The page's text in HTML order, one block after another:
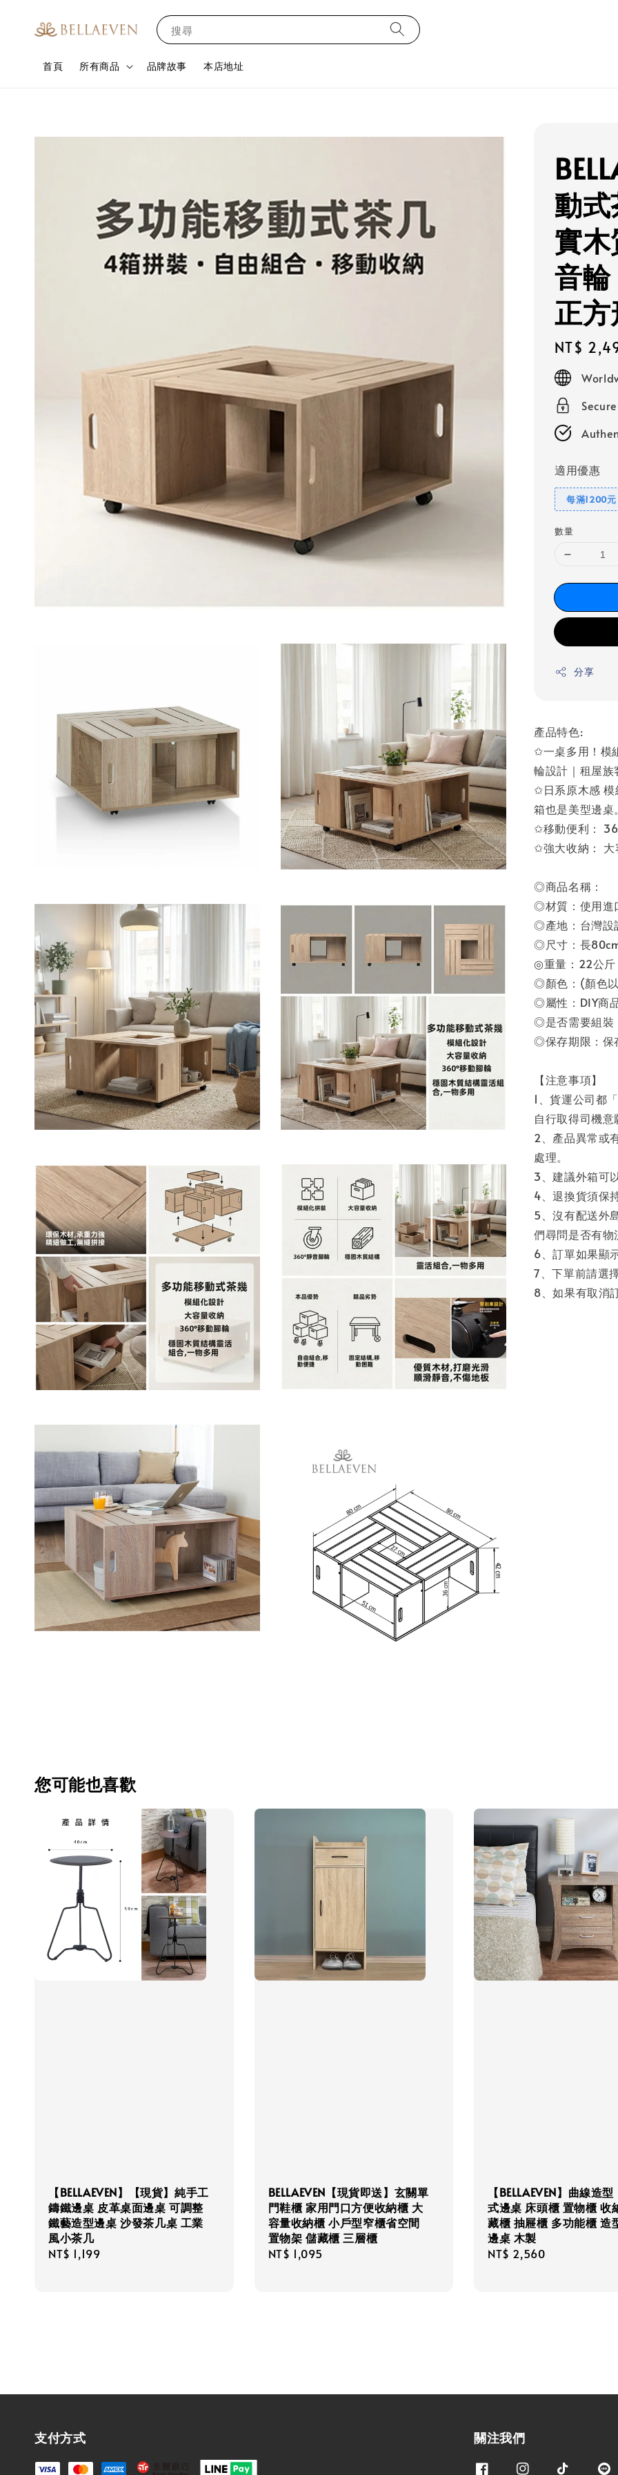
搜尋
首頁 所有商品 品牌故事 本店地址
動
實
音
正
Regular
price
NT$
適用優惠
每滿1200
數量
分享
產品特色:
✩一桌多用！模
輪設計｜租屋族
✩日系原木感
箱也是美型邊桌
✩移動便利：
✩強大收納：
◎商品名稱：
◎材質：使用進
◎產地：台灣設
◎尺寸：長
◎重量：22公斤
◎顏色：(顏色
◎屬性：DIY商
◎是否需要組裝
◎保存期限：保
【注意事項】
1、貨運公司都
自行取得司機
2、產品異常或
處理。
3、建議外箱可
4、退換貨須保
5、沒有配送外
們尋問是否有
6、訂單如果顯
7、下單前請選
8、如果有取消
您可能也喜歡
【BELLAEVEN】【現貨】純手工
鑄鐵邊桌 皮革桌面邊桌 可調整
鐵藝造型邊桌 沙發茶几桌 工業
風小茶几
Regular
NT$ 1,199
BELLAEVEN【現貨即送】玄關單
門鞋櫃 家用門口方便收納櫃 大
容量收納櫃 小戶型窄櫃省空間
置物架 儲藏櫃 三層櫃
Regular
NT$ 1,095
【BELLAEVEN】曲線造
式邊桌 床頭櫃 置物櫃 收
藏櫃 抽屜櫃 多功能櫃 造
邊桌 木製
Regular
NT$ 2,560
支付方式 關注我們